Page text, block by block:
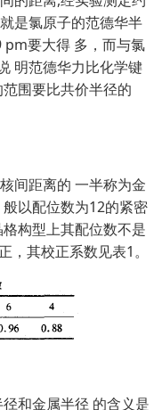
是氯原子的范德华半
pm要大得 多，而与氯
明范德华力比化学键
围要比共价半径的
间距离的 一半称为金
以配位数为12的紧密
构型上其配位数不是
，其校正系数见表1。
和金属半径 的含义是